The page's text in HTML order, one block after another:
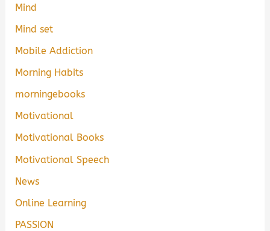
Mind
Mind set
Mobile Addiction
Morning Habits
morningebooks
Motivational
Motivational Books
Motivational Speech
News
Online Learning
PASSION